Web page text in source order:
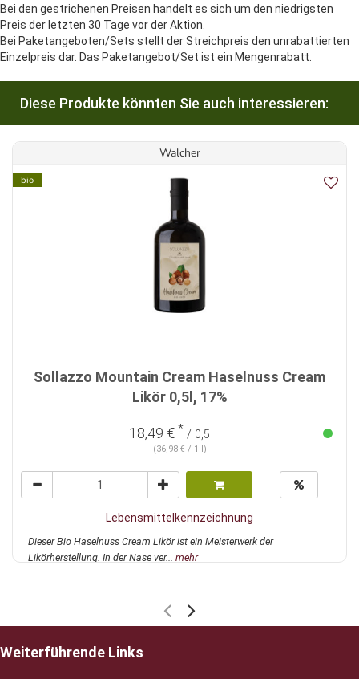
Bei den gestrichenen Preisen handelt es sich um den niedrigsten
Preis der letzten 30 Tage vor der Aktion.
Bei Paketangeboten/Sets stellt der Streichpreis den unrabattierten
Einzelpreis dar. Das Paketangebot/Set ist ein Mengenrabatt.
Diese Produkte könnten Sie auch interessieren:
Walcher
bio
Sollazzo Mountain Cream Haselnuss Cream
Likör 0,5l, 17%
18,49 € * / 0,5
(36,98 € / 1 l)
Lebensmittelkennzeichnung
Dieser Bio Haselnuss Cream Likör ist ein Meisterwerk der
Likörherstellung. In der Nase ver... mehr
Weiterführende Links